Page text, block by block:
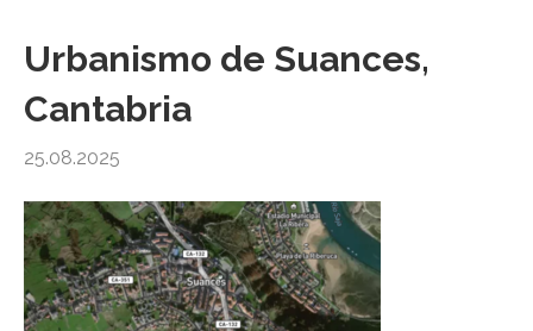
Urbanismo de Suances,
Cantabria
25.08.2025